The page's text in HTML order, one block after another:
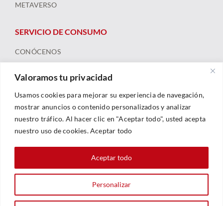
Valoramos tu privacidad
Usamos cookies para mejorar su experiencia de navegación,
mostrar anuncios o contenido personalizados y analizar
nuestro tráfico. Al hacer clic en "Aceptar todo", usted acepta
nuestro uso de cookies. Aceptar todo
Personalizar
Aceptar todo
METAVERSO
SERVICIO DE CONSUMO
CONÓCENOS
FORMACIÓN Y RECURSOS
NOTICIAS
Política De Privacidad|Política De Cookies
Sarhe Consultoría